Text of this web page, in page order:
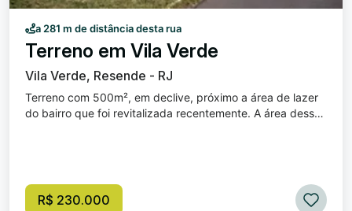
a 281 m de distância desta rua
Terreno em Vila Verde
Vila Verde, Resende - RJ
Terreno com 500m², em declive, próximo a área de lazer
do bairro que foi revitalizada recentemente. A área desse
R$ 230.000